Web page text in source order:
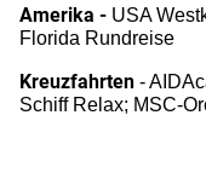
Amerika - USA
Florida Rundreise
Kreuzfahrten -
Schiff Relax; MSC-